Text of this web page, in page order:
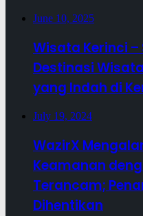
June 10, 2025
Wisata Kerinci
Destinasi
yang Indah di
July 19, 2024
WazirX
Keamanan
Terancam;
Dihentikan